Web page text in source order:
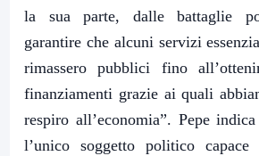
la sua parte, dalle battaglie
garantire che alcuni servizi
rimassero pubblici fino
finanziamenti grazie ai quali
respiro all’economia”. Pepe
l’unico soggetto politico capace